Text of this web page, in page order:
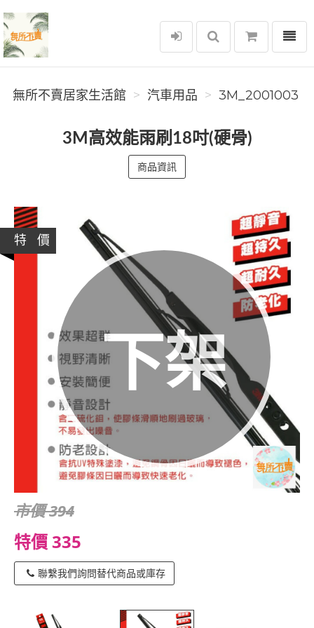
無所不賣居家生活館
選單
無所不賣居家生活館 汽車用品 3M_2001003
3M高效能雨刷18吋(硬骨)
商品資訊
下架
特 價
市價 394
特價 335
聯繫我們詢問替代商品或庫存